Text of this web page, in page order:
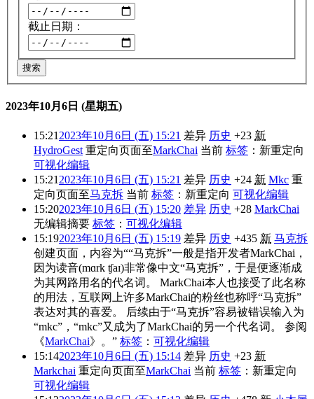
截止日期：
搜索
2023年10月6日 (星期五)
15:21 2023年10月6日 (五) 15:21 差异 历史 +23 新
HydroGest 重定向页面至MarkChai 当前 标签 ： 新重定向
可视化编辑
15:21 2023年10月6日 (五) 15:21 差异 历史 +24 新 Mkc 重
定向页面至马克拆 当前 标签 ： 新重定向 可视化编辑
15:202023年10月6日 (五) 15:20 差异 历史 +28 MarkChai
无编辑摘要 标签 ： 可视化编辑
15:192023年10月6日 (五) 15:19 差异 历史 +435 新 马克拆
创建页面，内容为““马克拆”一般是指开发者MarkChai，
因为读音(mɑrk ʧaɪ)非常像中文“马克拆”，于是便逐渐成
为其网路用名的代名词。 MarkChai本人也接受了此名称
的用法，互联网上许多MarkChai的粉丝也称呼“马克拆”
表达对其的喜爱。 后续由于“马克拆”容易被错误输入为
“mkc”，“mkc”又成为了MarkChai的另一个代名词。 参阅
《MarkChai》。” 标签 ： 可视化编辑
15:142023年10月6日 (五) 15:14 差异 历史 +23 新
Markchai 重定向页面至MarkChai 当前 标签 ： 新重定向
可视化编辑